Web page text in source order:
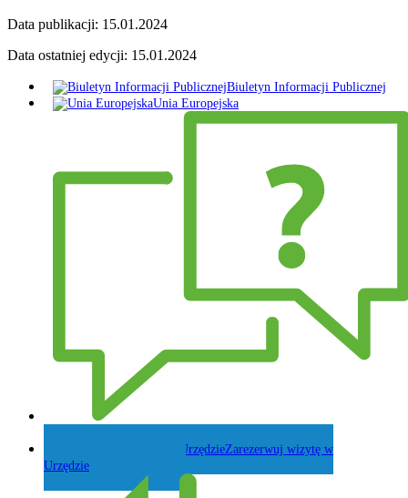
Data publikacji: 15.01.2024
Data ostatniej edycji: 15.01.2024
Biuletyn Informacji Publicznej
Unia Europejska
Zarezerwuj wizytę w
Urzędzie